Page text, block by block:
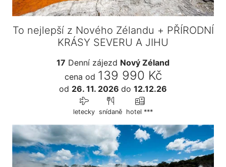
To nejlepší z Nového Zélandu + PŘÍRODNÍ
KRÁSY SEVERU A JIHU
17 Denní zájezd Nový Zéland
cena od 139 990 Kč
od 26. 11. 2026 do 12.12.26
letecky snídaně hotel ***